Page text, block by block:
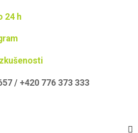
24 h
/ +420 776 373 333